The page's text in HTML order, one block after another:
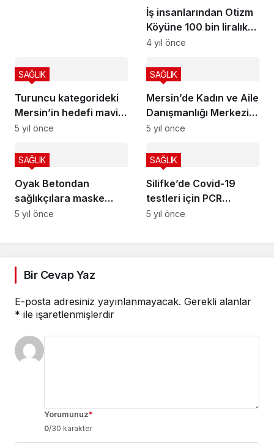
İş insanlarından Otizm
Köyüne 100 bin liralık
destek
4 yıl önce
Turuncu kategorideki
Mersin’in hedefi mavi
olmak
SAĞLIK
5 yıl önce
Mersin’de Kadın ve Aile
Danışmanlığı Merkezi
törenle hizmete açıldı
SAĞLIK
5 yıl önce
Oyak Betondan
sağlıkçılara maske
desteği
SAĞLIK
5 yıl önce
Silifke’de Covid-19
testleri için PCR
laboratuvarı kuruldu
SAĞLIK
5 yıl önce
Bir Cevap Yaz
E-posta adresiniz yayınlanmayacak. Gerekli alanlar
* ile işaretlenmişlerdir
Yorumunuz*
0/30 karakter